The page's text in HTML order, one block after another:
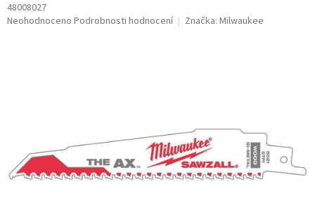
48008027
Průměrné
Neohodnoceno Podrobnosti hodnocení Značka: Milwaukee